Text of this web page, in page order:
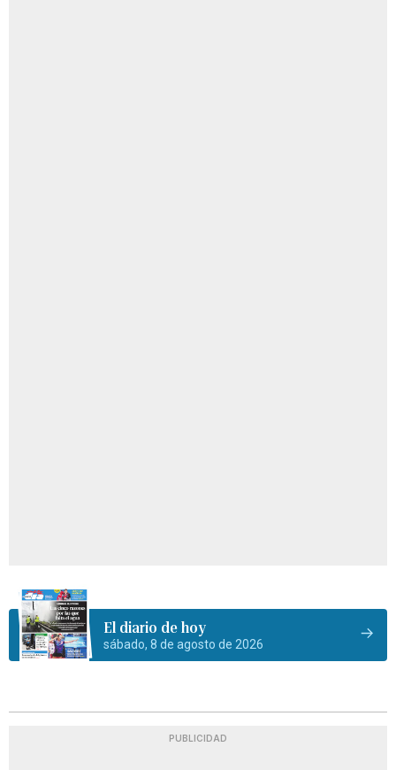
El diario de hoy
sábado, 8 de agosto de 2026
PUBLICIDAD